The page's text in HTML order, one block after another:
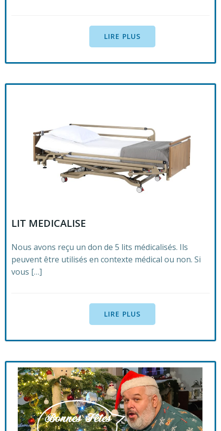
LIRE PLUS
LIT MEDICALISE
Nous avons reçu un don de 5 lits médicalisés. Ils
peuvent être utilisés en contexte médical ou non. Si
vous […]
LIRE PLUS